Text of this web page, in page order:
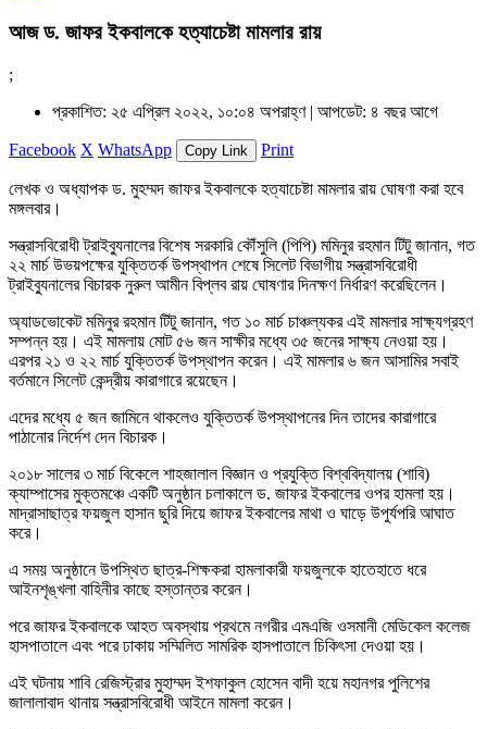
আজ ড. জাফর ইকবালকে হত্যাচেষ্টা মামলার রায়
;
প্রকাশিত: ২৫ এপ্রিল ২০২২, ১০:০৪ অপরাহ্ণ | আপডেট: ৪ বছর আগে
Facebook X WhatsApp Copy Link Print
লেখক ও অধ্যাপক ড. মুহম্মদ জাফর ইকবালকে হত্যাচেষ্টা মামলার রায় ঘোষণা করা হবে
মঙ্গলবার।
সন্ত্রাসবিরোধী ট্রাইব্যুনালের বিশেষ সরকারি কৌঁসুলি (পিপি) মমিনুর রহমান টিটু জানান, গত
২২ মার্চ উভয়পক্ষের যুক্তিতর্ক উপস্থাপন শেষে সিলেট বিভাগীয় সন্ত্রাসবিরোধী
ট্রাইব্যুনালের বিচারক নুরুল আমীন বিপ্লব রায় ঘোষণার দিনক্ষণ নির্ধারণ করেছিলেন।
অ্যাডভোকেট মমিনুর রহমান টিটু জানান, গত ১০ মার্চ চাঞ্চল্যকর এই মামলার সাক্ষ্যগ্রহণ
সম্পন্ন হয়। এই মামলায় মোট ৫৬ জন সাক্ষীর মধ্যে ৩৫ জনের সাক্ষ্য নেওয়া হয়।
এরপর ২১ ও ২২ মার্চ যুক্তিতর্ক উপস্থাপন করেন। এই মামলার ৬ জন আসামির সবাই
বর্তমানে সিলেট কেন্দ্রীয় কারাগারে রয়েছেন।
এদের মধ্যে ৫ জন জামিনে থাকলেও যুক্তিতর্ক উপস্থাপনের দিন তাদের কারাগারে
পাঠানোর নির্দেশ দেন বিচারক।
২০১৮ সালের ৩ মার্চ বিকেলে শাহজালাল বিজ্ঞান ও প্রযুক্তি বিশ্ববিদ্যালয় (শাবি)
ক্যাম্পাসের মুক্তমঞ্চে একটি অনুষ্ঠান চলাকালে ড. জাফর ইকবালের ওপর হামলা হয়।
মাদ্রাসাছাত্র ফয়জুল হাসান ছুরি দিয়ে জাফর ইকবালের মাথা ও ঘাড়ে উপুর্যপরি আঘাত
করে।
এ সময় অনুষ্ঠানে উপস্থিত ছাত্র-শিক্ষকরা হামলাকারী ফয়জুলকে হাতেহাতে ধরে
আইনশৃঙ্খলা বাহিনীর কাছে হস্তান্তর করেন।
পরে জাফর ইকবালকে আহত অবস্থায় প্রথমে নগরীর এমএজি ওসমানী মেডিকেল কলেজ
হাসপাতালে এবং পরে ঢাকায় সম্মিলিত সামরিক হাসপাতালে চিকিৎসা দেওয়া হয়।
এই ঘটনায় শাবি রেজিস্ট্রার মুহাম্মদ ইশফাকুল হোসেন বাদী হয়ে মহানগর পুলিশের
জালালাবাদ থানায় সন্ত্রাসবিরোধী আইনে মামলা করেন।